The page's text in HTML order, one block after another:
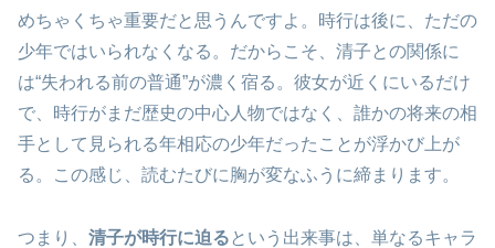
めちゃくちゃ重要だと思うんですよ。時行は後に、ただの
少年ではいられなくなる。だからこそ、清子との関係に
は“失われる前の普通”が濃く宿る。彼女が近くにいるだけ
で、時行がまだ歴史の中心人物ではなく、誰かの将来の相
手として見られる年相応の少年だったことが浮かび上が
る。この感じ、読むたびに胸が変なふうに締まります。
つまり、 清子が時行に迫る という出来事は、単なるキャラ